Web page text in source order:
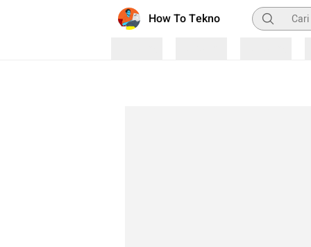
How To Tekno Pencarian